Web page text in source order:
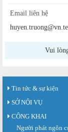
Email liên hệ
Vui
Tin tức & sự kiện
SỞ NỘI VỤ
CÔNG KHAI
Người phát ngôn